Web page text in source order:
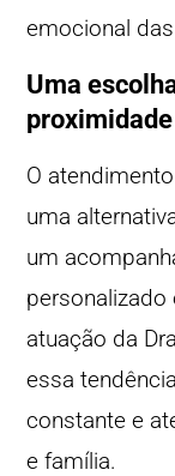
emocional
Uma
O
uma
um
personalizado
atuação da
essa
constante e
e família.